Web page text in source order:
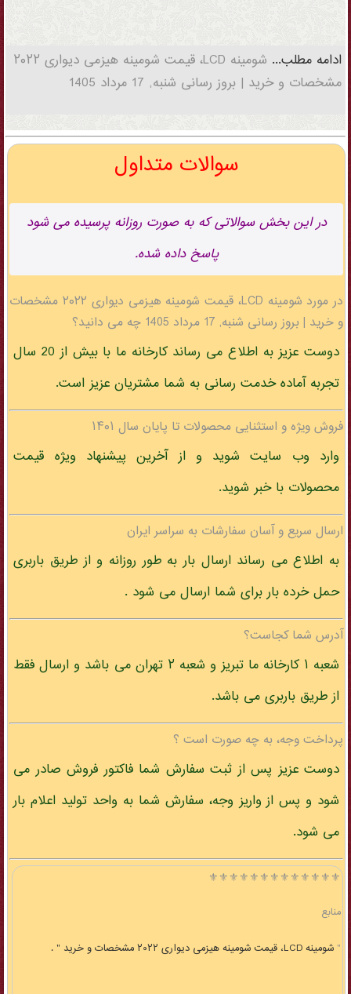
ادامه مطلب...
شومینه LCD، قیمت شومینه هیزمی دیواری ۲۰۲۲
مشخصات و خرید | بروز رسانی شنبه, 17 مرداد 1405
سوالات متداول
در این بخش سوالاتی که به صورت روزانه پرسیده می شود
پاسخ داده شده.
در مورد شومینه LCD، قیمت شومینه هیزمی دیواری ۲۰۲۲ مشخصات
و خرید | بروز رسانی شنبه, 17 مرداد 1405 چه می دانید؟
دوست عزیز به اطلاع می رساند کارخانه ما با بیش از 20 سال
تجربه آماده خدمت رسانی به شما مشتریان عزیز است.
فروش ویژه و استثنایی محصولات تا پایان سال ۱۴۰۱
وارد وب سایت شوید و از آخرین پیشنهاد ویژه قیمت
محصولات با خبر شوید.
ارسال سریع و آسان سفارشات به سراسر ایران
به اطلاع می رساند ارسال بار به طور روزانه و از طریق باربری
حمل خرده بار برای شما ارسال می شود .
آدرس شما کجاست؟
شعبه ۱ کارخانه ما تبریز و شعبه ۲ تهران می باشد و ارسال فقط
از طریق باربری می باشد.
پرداخت وجه، به چه صورت است ؟
دوست عزیز پس از ثبت سفارش شما فاکتور فروش صادر می
شود و پس از واریز وجه، سفارش شما به واحد تولید اعلام بار
می شود.
⚜️⚜️⚜️⚜️⚜️⚜️⚜️⚜️⚜️⚜️⚜️⚜️⚜️
منابع
" شومینه LCD، قیمت شومینه هیزمی دیواری ۲۰۲۲ مشخصات و خرید " .